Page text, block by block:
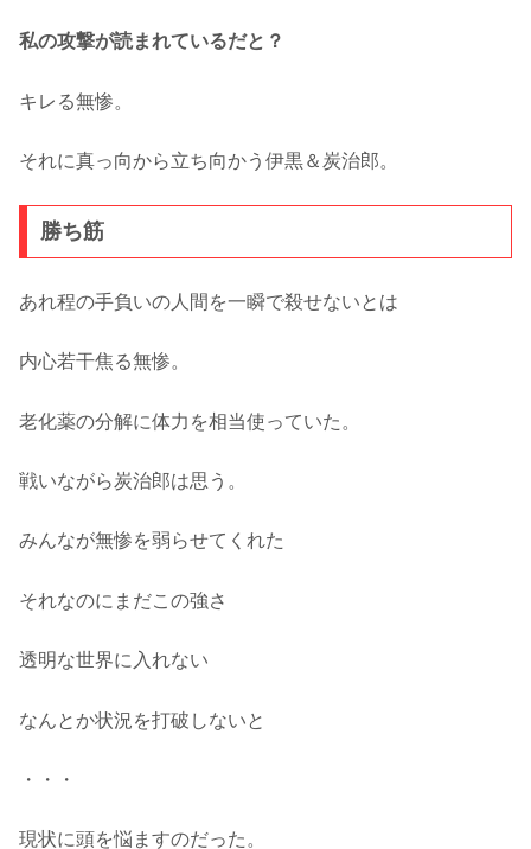
私の攻撃が読まれているだと？
キレる無惨。
それに真っ向から立ち向かう伊黒＆炭治郎。
勝ち筋
あれ程の手負いの人間を一瞬で殺せないとは
内心若干焦る無惨。
老化薬の分解に体力を相当使っていた。
戦いながら炭治郎は思う。
みんなが無惨を弱らせてくれた
それなのにまだこの強さ
透明な世界に入れない
なんとか状況を打破しないと
・・・
現状に頭を悩ますのだった。